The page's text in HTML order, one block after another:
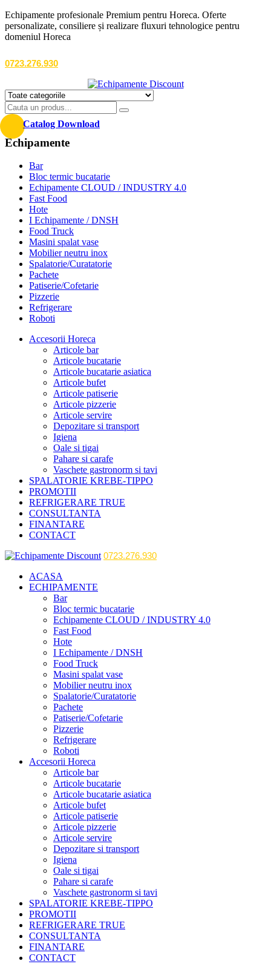
Echipamente profesionale Premium pentru Horeca. Oferte
personalizate, consiliere și realizare fluxuri tehnologice pentru
domeniul Horeca
0723.276.930
Catalog Download
Echipamente
Bar
Bloc termic bucatarie
Echipamente CLOUD / INDUSTRY 4.0
Fast Food
Hote
I Echipamente / DNSH
Food Truck
Masini spalat vase
Mobilier neutru inox
Spalatorie/Curatatorie
Pachete
Patiserie/Cofetarie
Pizzerie
Refrigerare
Roboti
Accesorii Horeca
Articole bar
Articole bucatarie
Articole bucatarie asiatica
Articole bufet
Articole patiserie
Articole pizzerie
Articole servire
Depozitare si transport
Igiena
Oale si tigai
Pahare si carafe
Vaschete gastronorm si tavi
SPALATORIE KREBE-TIPPO
PROMOTII
REFRIGERARE TRUE
CONSULTANTA
FINANTARE
CONTACT
0723.276.930
ACASA
ECHIPAMENTE
Bar
Bloc termic bucatarie
Echipamente CLOUD / INDUSTRY 4.0
Fast Food
Hote
I Echipamente / DNSH
Food Truck
Masini spalat vase
Mobilier neutru inox
Spalatorie/Curatatorie
Pachete
Patiserie/Cofetarie
Pizzerie
Refrigerare
Roboti
Accesorii Horeca
Articole bar
Articole bucatarie
Articole bucatarie asiatica
Articole bufet
Articole patiserie
Articole pizzerie
Articole servire
Depozitare si transport
Igiena
Oale si tigai
Pahare si carafe
Vaschete gastronorm si tavi
SPALATORIE KREBE-TIPPO
PROMOTII
REFRIGERARE TRUE
CONSULTANTA
FINANTARE
CONTACT